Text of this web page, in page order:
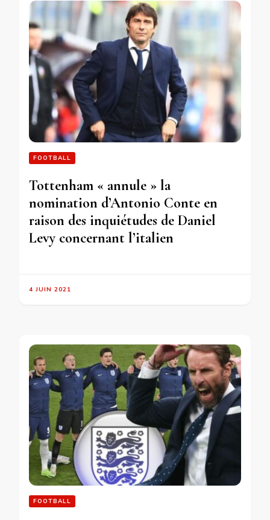
FOOTBALL
Tottenham « annule » la
nomination d’Antonio Conte en
raison des inquiétudes de Daniel
Levy concernant l’italien
4 JUIN 2021
FOOTBALL